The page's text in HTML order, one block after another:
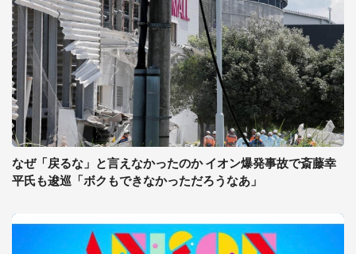
なぜ「戻るな」と言えなかったのか イオン爆発事故で斎藤幸
平氏も逡巡「ボクもできなかっただろうなあ」